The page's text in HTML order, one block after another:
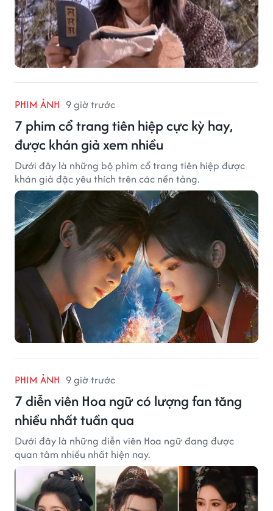
PHIM ẢNH 9 giờ trước
7 phim cổ trang tiên hiệp cực kỳ hay,
được khán giả xem nhiều
Dưới đây là những bộ phim cổ trang tiên hiệp được
khán giả đặc yêu thích trên các nền tảng.
PHIM ẢNH 9 giờ trước
7 diễn viên Hoa ngữ có lượng fan tăng
nhiều nhất tuần qua
Dưới đây là những diễn viên Hoa ngữ đang được
quan tâm nhiều nhất hiện nay.